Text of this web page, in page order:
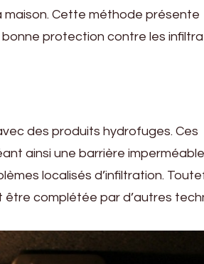
maison. Cette méthode présente
protection contre les
des produits hydrofuges. Ces
ainsi une barrière
localisés d’infiltration.
être complétée par d’autres